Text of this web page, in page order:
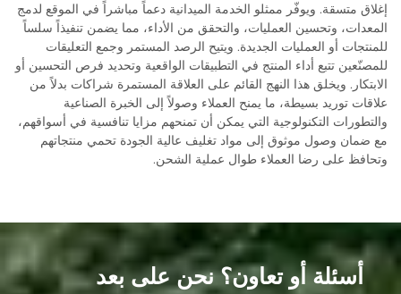
إغلاق متسقة. ويوفّر ممثلو الخدمة الميدانية دعماً مباشراً في الموقع لدمج
المعدات، وتحسين العمليات، والتحقق من الأداء، مما يضمن تنفيذاً سلساً
للمنتجات أو العمليات الجديدة. ويتيح الرصد المستمر وجمع التعليقات
للمصنّعين تتبع أداء المنتج في التطبيقات الواقعية وتحديد فرص التحسين أو
الابتكار. ويخلق هذا النهج القائم على العلاقة المستمرة شراكات بدلاً من
علاقات توريد بسيطة، ما يمنح العملاء وصولاً إلى الخبرة الصناعية
والتطورات التكنولوجية التي يمكن أن تمنحهم مزايا تنافسية في أسواقهم،
مع ضمان وصول موثوق إلى مواد تغليف عالية الجودة تحمي منتجاتهم
وتحافظ على رضا العملاء طوال عملية الشحن.
أسئلة أو تعاون؟ نحن على بعد